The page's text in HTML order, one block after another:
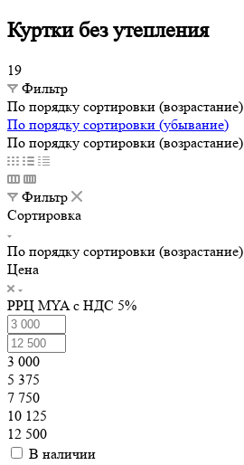
Куртки без утепления
19
Фильтр
По порядку сортировки (возрастание)
По порядку сортировки (убывание)
По порядку сортировки (возрастание)
Фильтр
Сортировка
По порядку сортировки (возрастание)
Цена
РРЦ MYA с НДС 5%
3 000
5 375
7 750
10 125
12 500
В наличии